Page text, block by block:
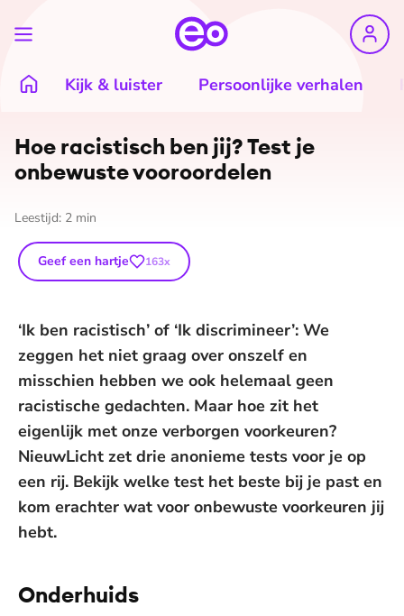
Kijk & luister Persoonlijke verhalen
Hoe racistisch ben jij? Test je
onbewuste vooroordelen
Leestijd: 2 min
Geef een hartje 163x
‘Ik ben racistisch’ of ‘Ik discrimineer’: We
zeggen het niet graag over onszelf en
misschien hebben we ook helemaal geen
racistische gedachten. Maar hoe zit het
eigenlijk met onze verborgen voorkeuren?
NieuwLicht zet drie anonieme tests voor je op
een rij. Bekijk welke test het beste bij je past en
kom erachter wat voor onbewuste voorkeuren jij
hebt.
Onderhuids